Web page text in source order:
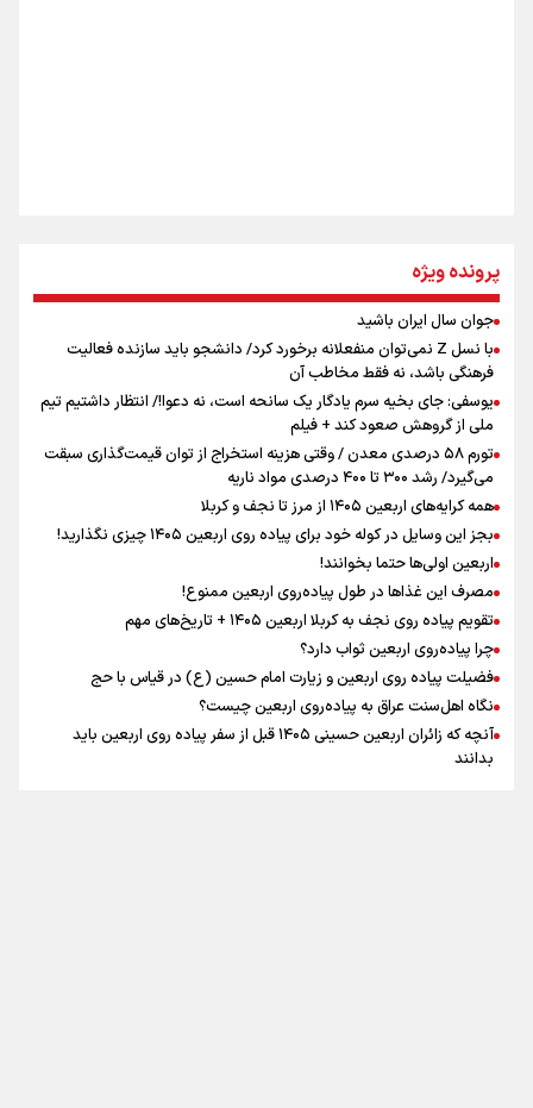
سه حسرتی که به دلم ماند
مومنِ مقتدرِ مظلوم
اینفو برنا / توصیه‌هایی طلایی برای پیاده روی اربعین
اینفو برنا / جدول کامل فاصله مرز شلمچه تا شهرهای زیارتی
عراق
پرونده ویژه
جوان سال ایران باشید
با نسل Z نمی‌توان منفعلانه برخورد کرد/ دانشجو باید سازنده فعالیت
فرهنگی باشد، نه فقط مخاطب آن
یوسفی: جای بخیه سرم یادگار یک سانحه است، نه دعوا!/ انتظار داشتیم تیم
ملی از گروهش صعود کند + فیلم
تورم ۵۸ درصدی معدن / وقتی هزینه استخراج از توان قیمت‌گذاری سبقت
می‌گیرد/ رشد ۳۰۰ تا ۴۰۰ درصدی مواد ناریه
همه کرایه‌های اربعین ۱۴۰۵ از مرز تا نجف و کربلا
بجز این وسایل در کوله خود برای پیاده روی اربعین ۱۴۰۵ چیزی نگذارید!
اربعین اولی‌ها حتما بخوانند!
مصرف این غذاها در طول پیاده‌روی اربعین ممنوع!
تقویم پیاده روی نجف به کربلا اربعین ۱۴۰۵ + تاریخ‌های مهم
چرا پیاده‌روی اربعین ثواب دارد؟
فضیلت پیاده روی اربعین و زیارت امام حسین (ع) در قیاس با حج
نگاه اهل‌سنت عراق به پیاده‌روی اربعین چیست؟
آنچه که زائران اربعین حسینی ۱۴۰۵ قبل از سفر پیاده روی اربعین باید
بدانند